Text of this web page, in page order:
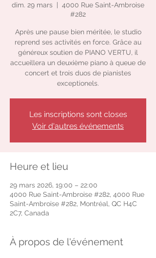
dim. 29 mars
4000 Rue Saint-Ambroise
#282
Après une pause bien méritée, le studio
reprend ses activités en force. Grâce au
généreux soutien de PIANO VERTU, il
accueillera un deuxième piano à queue de
concert et trois duos de pianistes
exceptionels.
Les inscriptions sont closes
Voir d'autres événements
Heure et lieu
29 mars 2026, 19:00 – 22:00
4000 Rue Saint-Ambroise #282, 4000 Rue
Saint-Ambroise #282, Montréal, QC H4C
2C7, Canada
À propos de l'événement